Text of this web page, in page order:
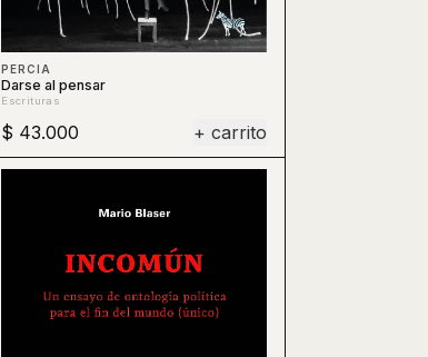
PERCIA
Darse al pensar
Escrituras
$ 43.000 + carrito